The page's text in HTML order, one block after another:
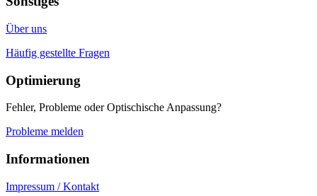
Über uns
Häufig gestellte Fragen
Optimierung
Fehler, Probleme oder Optischische Anpassung?
Probleme melden
Informationen
Impressum / Kontakt